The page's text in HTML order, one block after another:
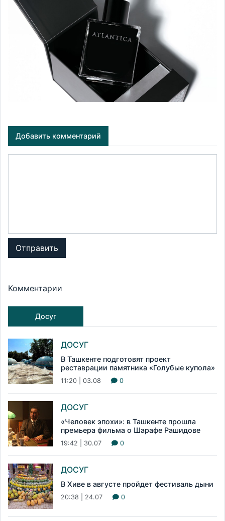
Добавить комментарий
Отправить
Комментарии
Досуг
ДОСУГ
В Ташкенте подготовят проект
реставрации памятника «Голубые купола»
11:20 | 03.08 0
ДОСУГ
«Человек эпохи»: в Ташкенте прошла
премьера фильма о Шарафе Рашидове
19:42 | 30.07 0
ДОСУГ
В Хиве в августе пройдет фестиваль дыни
20:38 | 24.07 0